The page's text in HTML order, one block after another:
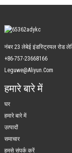
नंबर 23 लेबेई इंडस्ट्रियल रोड
+86-757-23668166
Leguwe@aliyun.com
हमारे बारे में
घर
हमारे बारे में
उत्पादों
समाचार
हमसे संपर्क करें